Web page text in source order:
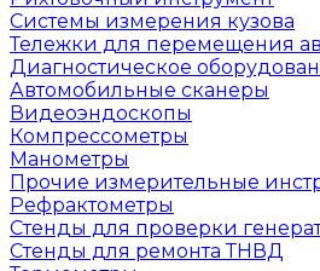
Системы измерения кузова
Тележки для перемещения
Диагностическое
Автомобильные сканеры
Видеоэндоскопы
Компрессометры
Манометры
Прочие измерительные
Рефрактометры
Стенды для проверки
Стенды для ремонта ТНВД